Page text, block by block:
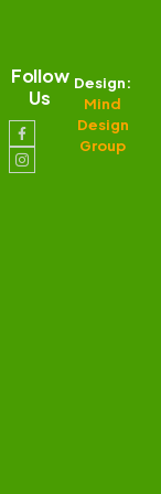
Follow
Us
Design:
Mind
Design
Group